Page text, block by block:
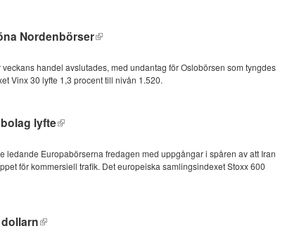
Nordenbörser
handel avslutades, med undantag för Oslobörsen som tyngdes
Vinx 30 lyfte 1,3 procent till nivån 1.520.
lyfte
ledande Europabörserna fredagen med uppgångar i spåren av att Iran
för kommersiell trafik. Det europeiska samlingsindexet Stoxx 600